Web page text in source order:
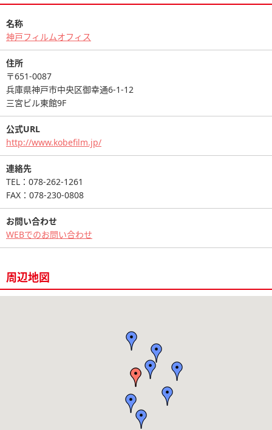
名称
神戸フィルムオフィス
住所
〒651-0087
兵庫県神戸市中央区御幸通6-1-12
三宮ビル東館9F
公式URL
http://www.kobefilm.jp/
連絡先
TEL：078-262-1261
FAX：078-230-0808
お問い合わせ
WEBでのお問い合わせ
周辺地図